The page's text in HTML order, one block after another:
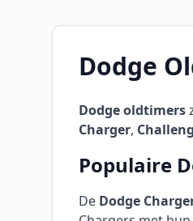
Dodge
Dodge oldtimers
Charger,
Populaire
De Dodge